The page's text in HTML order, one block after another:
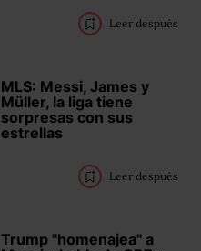
Leer después
MLS: Messi, James y
Müller, la liga tiene
sorpresas con sus
estrellas
Leer después
Trump "homenajea" a